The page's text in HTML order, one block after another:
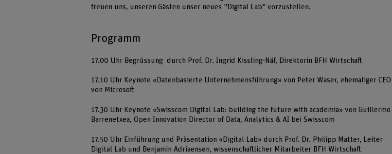
freuen uns, unseren Gästen unser neues "Digital Lab" vorzustellen.
Programm
17.00 Uhr Begrüssung durch Prof. Dr. Ingrid Kissling-Näf, Direktorin BFH Wirtschaft
17.10 Uhr Keynote «Datenbasierte Unternehmensführung» von Peter Waser, ehemaliger CEO
von Microsoft
17.30 Uhr Keynote «Swisscom Digital Lab: building the future with academia» von Guillermo
Barrenetxea, Open Innovation Director of Data, Analytics & AI bei Swisscom
17.50 Uhr Einführung und Präsentation «Digital Lab» durch Prof. Dr. Philipp Matter, Leiter
Digital Lab und Benjamin Adriaensen, wissenschaftlicher Mitarbeiter BFH Wirtschaft